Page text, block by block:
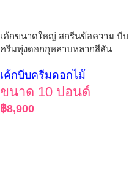
เค้กขนาดใหญ่ สกรีนข้อความ บีบ
ครีมทุ่งดอกกุหลาบหลากสีสัน
เค้กบีบครีมดอกไม้
ขนาด 10 ปอนด์
฿8,900